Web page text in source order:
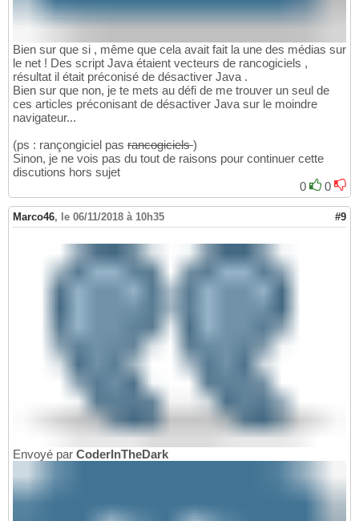
Bien sur que si , même que cela avait fait la une des médias sur
le net ! Des script Java étaient vecteurs de rancogiciels ,
résultat il était préconisé de désactiver Java .
Bien sur que non, je te mets au défi de me trouver un seul de
ces articles préconisant de désactiver Java sur le moindre
navigateur...
(ps : rançongiciel pas rancogiciels)
Sinon, je ne vois pas du tout de raisons pour continuer cette
discutions hors sujet
0
0
Marco46, le 06/11/2018 à 10h35 #9
Envoyé par CoderInTheDark